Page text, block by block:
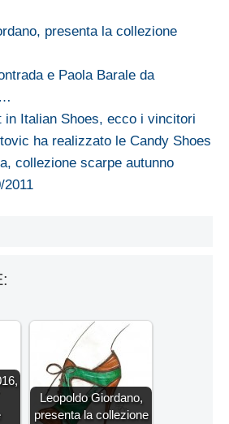
presenta la collezione
e Paola Barale da
in Italian Shoes, ecco i vincitori
ha realizzato le Candy Shoes
collezione scarpe autunno
2011
Leopoldo Giordano,
presenta la collezione